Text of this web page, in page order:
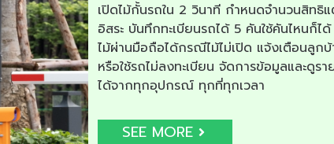
เปิดไม้กั้นรถใน 2 วินาที กำหนดจำนวนสิทธิ
อิสระ บันทึกทะเบียนรถได้ 5 คันใช้คันไหนก็ไ
ไม้ผ่านมือถือได้กรณีไม้ไม่เปิด แจ้งเตือนลูก
หรือใช้รถไม่ลงทะเบียน จัดการข้อมูลและดูร
ได้จากทุกอุปกรณ์ ทุกที่ทุกเวลา
SEE MORE